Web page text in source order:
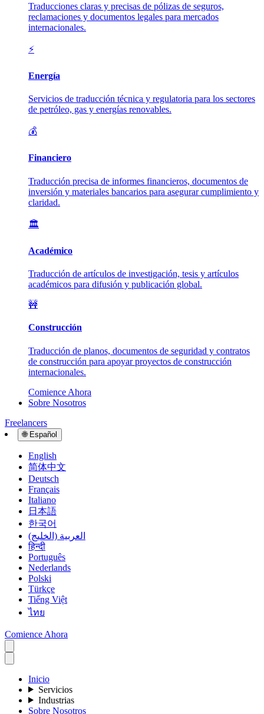
Traducciones claras y precisas de pólizas de seguros,
reclamaciones y documentos legales para mercados
internacionales.
⚡
Energía
Servicios de traducción técnica y regulatoria para los sectores
de petróleo, gas y energías renovables.
💰
Financiero
Traducción precisa de informes financieros, documentos de
inversión y materiales bancarios para asegurar cumplimiento y
claridad.
🏛️
Académico
Traducción de artículos de investigación, tesis y artículos
académicos para difusión y publicación global.
🚧
Construcción
Traducción de planos, documentos de seguridad y contratos
de construcción para apoyar proyectos de construcción
internacionales.
Comience Ahora
Sobre Nosotros
Freelancers
🌐 Español
English
简体中文
Deutsch
Français
Italiano
日本語
한국어
العربية (الخليج)
हिन्दी
Português
Nederlands
Polski
Türkçe
Tiếng Việt
ไทย
Comience Ahora
Inicio
Servicios
Industrias
Sobre Nosotros